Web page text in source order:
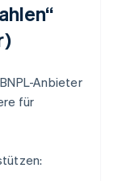
Anbieter
für